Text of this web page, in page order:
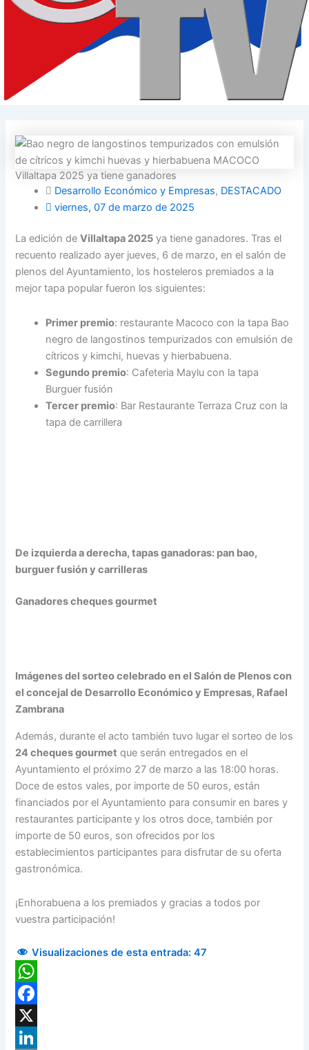
Villaltapa 2025 ya tiene ganadores
Desarrollo Económico y Empresas, DESTACADO
viernes, 07 de marzo de 2025
La edición deVillaltapa 2025 ya tiene ganadores. Tras el
recuento realizado ayer jueves, 6 de marzo, en el salón de
plenos del Ayuntamiento, los hosteleros premiados a la
mejor tapa popular fueron los siguientes:
Primer premio: restaurante Macoco con la tapa Bao
negro de langostinos tempurizados con emulsión de
cítricos y kimchi, huevas y hierbabuena.
Segundo premio: Cafeteria Maylu con la tapa
Burguer fusión
Tercer premio: Bar Restaurante Terraza Cruz con la
tapa de carrillera
De izquierda a derecha, tapas ganadoras: pan bao,
burguer fusión y carrilleras
Ganadores cheques gourmet
Imágenes del sorteo celebrado en el Salón de Plenos con
el concejal de Desarrollo Económico y Empresas, Rafael
Zambrana
Además, durante el acto también tuvo lugar el sorteo de los
24 cheques gourmet que serán entregados en el
Ayuntamiento el próximo 27 de marzo a las 18:00 horas.
Doce de estos vales, por importe de 50 euros, están
financiados por el Ayuntamiento para consumir en bares y
restaurantes participante y los otros doce, también por
importe de 50 euros, son ofrecidos por los
establecimientos participantes para disfrutar de su oferta
gastronómica.
¡Enhorabuena a los premiados y gracias a todos por
vuestra participación!
Visualizaciones de esta entrada: 47
WhatsApp
Facebook
X